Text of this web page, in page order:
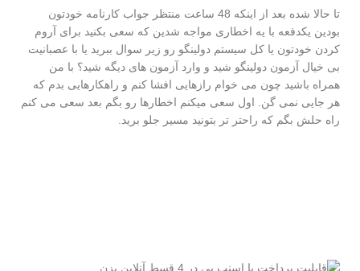
تا حالا شده بعد از اینکه 48 ساعت منتظر جواب کارنامه خودتون
بودین یکدفعه با یه اخطاری مواجه شدین که سعی بکنید برای آروم
کردن خودتون یا کل سیستم دولینگو رو زیر سوال ببرید یا با عصبانیت
بی خیال آزمون دولینگو شید و وارد آزمون های دیگه شید؟ با من
همراه باشید چون می خوام رازهایی افشا کنم و راهکارهایی بدم که
هر جایی نمی گن. اول سعی میکنم اخطارها رو بگم بعد سعی می کنم
راه حلش بگم که راحتر تر بتونید مسیر جلو برید.